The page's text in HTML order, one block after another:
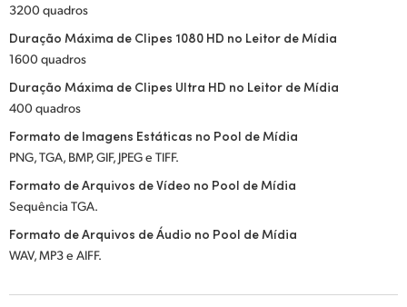
3200 quadros
Duração Máxima de Clipes 1080 HD no Leitor de Mídia
1600 quadros
Duração Máxima de Clipes Ultra HD no Leitor de Mídia
400 quadros
Formato de Imagens Estáticas no Pool de Mídia
PNG, TGA, BMP, GIF, JPEG e TIFF.
Formato de Arquivos de Vídeo no Pool de Mídia
Sequência TGA.
Formato de Arquivos de Áudio no Pool de Mídia
WAV, MP3 e AIFF.